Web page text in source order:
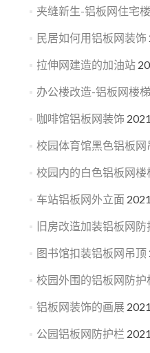
夹缝新生-铝板网住宅
民居如何用铝板网装饰
拉伸网建造的加油站
办公楼改造-铝板网楼梯
咖啡馆铝板网装饰
校园体育馆黑色铝板网
校园内的白色铝板网楼
车站铝板网外立面
旧房改造加装铝板网防
图书馆扣装铝板网吊顶
校园外围的铝板网防护
铝板网装饰的画展
公园铝板网防护栏